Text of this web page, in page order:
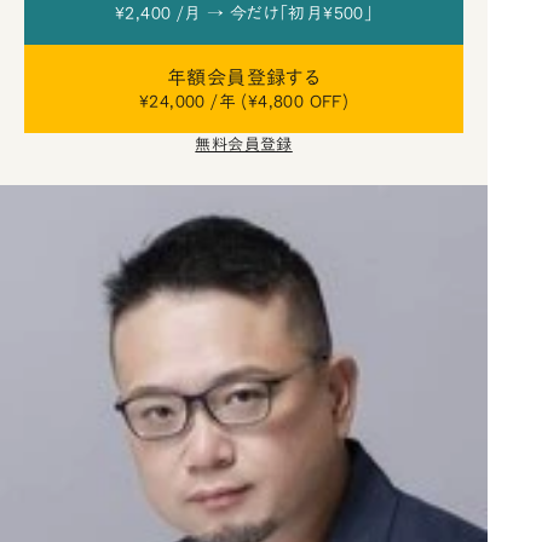
¥2,400 /月 → 今だけ「初月¥500」
年額会員登録する
¥24,000 /年 (¥4,800 OFF)
無料会員登録